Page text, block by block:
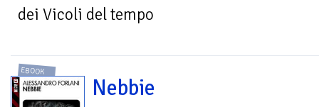
dei Vicoli del tempo
EBOOK
Nebbie